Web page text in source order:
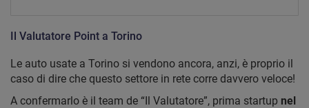
Il Valutatore Point a Torino
Le auto usate a Torino si vendono ancora, anzi, è proprio il
caso di dire che questo settore in rete corre davvero veloce!
A confermarlo è il team de “Il Valutatore”, prima startup nel